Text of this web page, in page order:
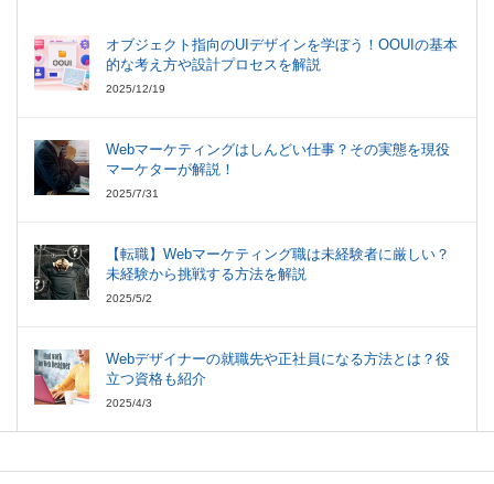
オブジェクト指向のUIデザインを学ぼう！OOUIの基本
的な考え方や設計プロセスを解説
2025/12/19
Webマーケティングはしんどい仕事？その実態を現役
マーケターが解説！
2025/7/31
【転職】Webマーケティング職は未経験者に厳しい？
未経験から挑戦する方法を解説
2025/5/2
Webデザイナーの就職先や正社員になる方法とは？役
立つ資格も紹介
2025/4/3